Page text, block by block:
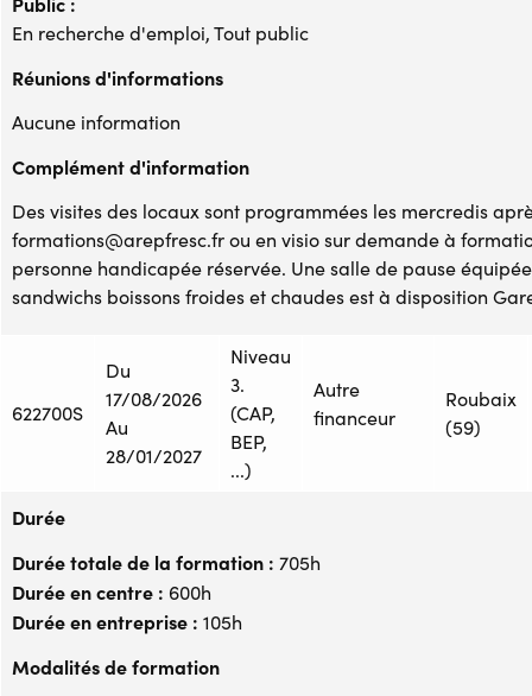
En recherche d'emploi, Tout public
Réunions d'informations
Aucune information
Complément d'information
Des visites des locaux sont programmées les mercredis
formations@arepfresc.fr ou en visio sur demande à
personne handicapée réservée. Une salle de pause
sandwichs boissons froides et chaudes est à disposition
622700S
Du
17/08/2026
Au
28/01/2027
Niveau
3.
(CAP,
BEP,
...)
Autre
financeur
Roubaix
(59)
Durée
Durée totale de la formation : 705h
Durée en centre : 600h
Durée en entreprise : 105h
Modalités de formation